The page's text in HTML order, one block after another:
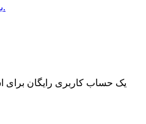
برای محصولات بیشتر کلیک کنید.
یک حساب کاربری رایگان برای